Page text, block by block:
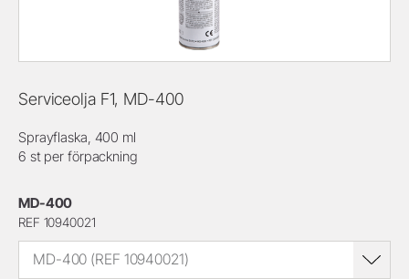
Serviceolja F1, MD-400
Sprayflaska, 400 ml
6 st per förpackning
MD-400
REF 10940021
MD-400 (REF 10940021)